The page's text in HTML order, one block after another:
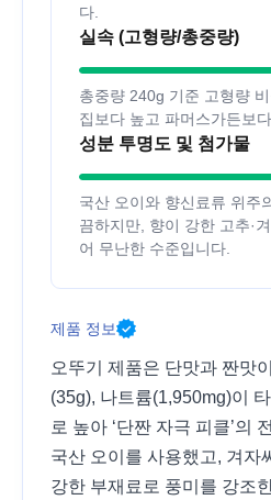
다.
실속 (고형량/총중량)
총중량 240g 기준 고형량
집보다 높고 파머스가든보
성분 투명도 및 첨가물
국산 오이와 향신료류 위주
끔하지만, 향이 강한 고추·
어 무난한 수준입니다.
제품 정보
오뚜기 제품은 단맛과 짠맛
(35g), 나트륨(1,950mg)이
로 높아 ‘단짠 자극 피클’의
국산 오이를 사용했고, 겨자
강한 부재료로 풍미를 강조